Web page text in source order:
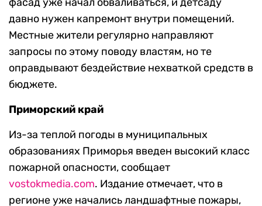
давно нужен капремонт внутри помещений.
Местные жители регулярно направляют
запросы по этому поводу властям, но те
оправдывают бездействие нехваткой средств в
бюджете.
Приморский край
Из-за теплой погоды в муниципальных
образованиях Приморья введен высокий класс
пожарной опасности, сообщает
vostokmedia.com. Издание отмечает, что в
регионе уже начались ландшафтные пожары,